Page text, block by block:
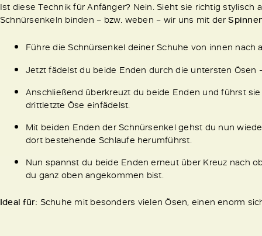
Ist diese Technik für Anfänger? Nein. Sieht sie richtig
Schnürsenkeln binden – bzw. weben – wir uns mit der
Führe die Schnürsenkel deiner Schuhe von innen nach
Jetzt fädelst du beide Enden durch die untersten Ösen
Anschließend überkreuzt du beide Enden und führst
drittletzte Öse einfädelst.
Mit beiden Enden der Schnürsenkel gehst du nun
dort bestehende Schlaufe herumführst.
Nun spannst du beide Enden erneut über Kreuz nach
du ganz oben angekommen bist.
Ideal für: Schuhe mit besonders vielen Ösen, einen enorm